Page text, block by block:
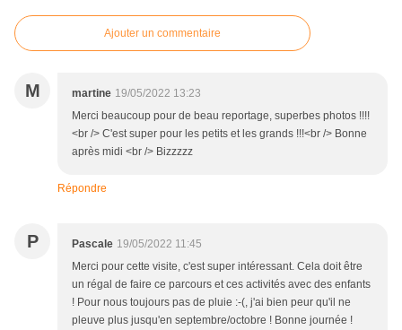
Ajouter un commentaire
M martine 19/05/2022 13:23
Merci beaucoup pour de beau reportage, superbes photos !!!!
<br /> C'est super pour les petits et les grands !!!<br /> Bonne
après midi <br /> Bizzzzz
Répondre
P Pascale 19/05/2022 11:45
Merci pour cette visite, c'est super intéressant. Cela doit être
un régal de faire ce parcours et ces activités avec des enfants
! Pour nous toujours pas de pluie :-(, j'ai bien peur qu'il ne
pleuve plus jusqu'en septembre/octobre ! Bonne journée !